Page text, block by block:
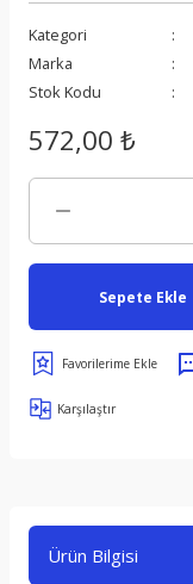
Kategori
Marka
Stok Kodu
572,00 ₺
Sepete Ekle
Karşılaştır
Ürün Bilgisi